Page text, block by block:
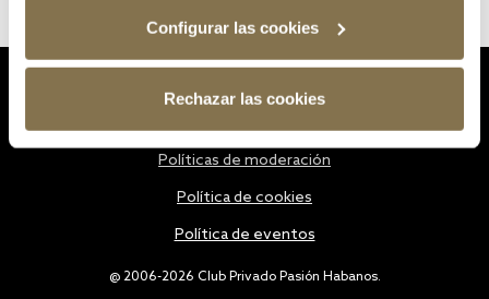
Configurar las cookies
Rechazar las cookies
@ 2006-2026 Club Privado Pasión Habanos.
Políticas de moderación
Política de cookies
Política de eventos